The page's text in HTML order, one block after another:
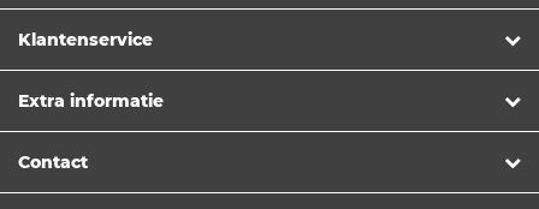
Klantenservice
Extra informatie
Contact